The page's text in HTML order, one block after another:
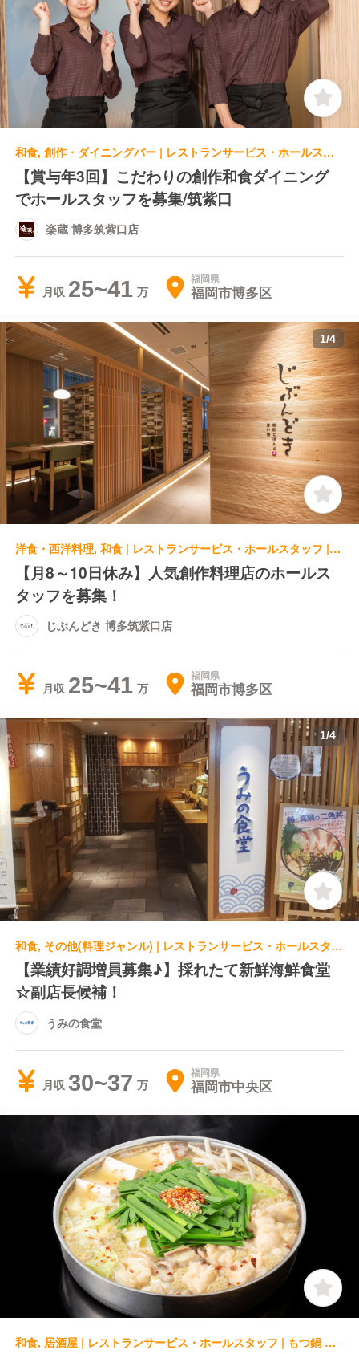
和食, 創作・ダイニングバー | レストランサービス・ホールスタッフ | 楽蔵 博多筑紫口店
【賞与年3回】こだわりの創作和食ダイニング
でホールスタッフを募集/筑紫口
楽蔵 博多筑紫口店
月収 25~41 福岡県
福岡市博多区
1/4
洋食・西洋料理, 和食 | レストランサービス・ホールスタッフ | じぶんどき 博多筑紫口店
【月8～10日休み】人気創作料理店のホールス
タッフを募集！
じぶんどき 博多筑紫口店
月収 25~41 福岡県
福岡市博多区
1/4
和食, その他(料理ジャンル) | レストランサービス・ホールスタッフ | うみの食堂
【業績好調増員募集♪】採れたて新鮮海鮮食堂
☆副店長候補！
うみの食堂
月収 30~37 福岡県
福岡市中央区
和食, 居酒屋 | レストランサービス・ホールスタッフ | もつ鍋 田しゅう 福岡大名本店